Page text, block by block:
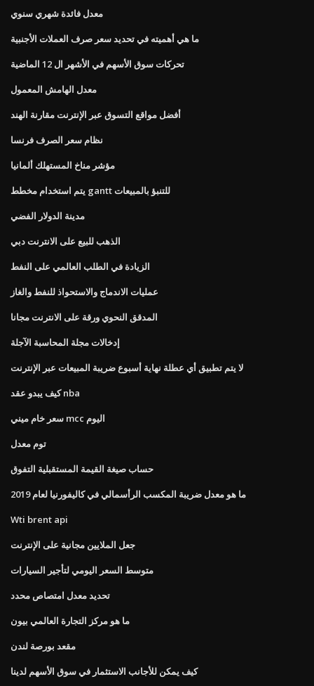
معدل فائدة شهري سنوي
ما هي أهميته في تحديد سعر صرف العملات الأجنبية
تحركات سوق الأسهم في الأشهر ال 12 الماضية
معدل الهامش المعمول
أفضل مواقع التسوق عبر الإنترنت مقارنة الهند
نظام سعر الصرف فرنسا
مؤشر مناخ المستهلك ألمانيا
يتم استخدام مخطط gantt للتنبؤ بالمبيعات
مدينة الدولار الفضي
الذهب للبيع على الانترنت دبي
الزيادة في الطلب العالمي على النفط
عمليات الاندماج والاستحواذ للنفط والغاز
المدقق النحوي ورقة على الانترنت مجانا
إدخالات مجلة المحاسبة الآجلة
لا يتم تطبيق أي عطلة نهاية أسبوع ضريبة المبيعات عبر الإنترنت
كيف يبدو عقد nba
سعر خام ميني mcc اليوم
توم معدل
حساب صيغة القيمة المستقبلية التفوق
ما هو معدل ضريبة المكسب الرأسمالي في كاليفورنيا لعام 2019
Wti brent api
جعل الملايين مجانية على الإنترنت
متوسط ​​السعر اليومي لتأجير السيارات
تحديد معدل امتصاص محدد
ما هو مركز التجارة العالمي بيون
مقعد بورصة لندن
كيف يمكن للأجانب الاستثمار في سوق الأسهم لدينا